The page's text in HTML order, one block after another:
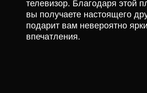
телевизор. Благодаря этой
вы получаете настоящего
подарит вам невероятно
впечатления.